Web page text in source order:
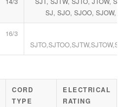
SJ, SJO, SJOO, SJOW,
16/3
CORD
TYPE
ELECTRICAL
RATING